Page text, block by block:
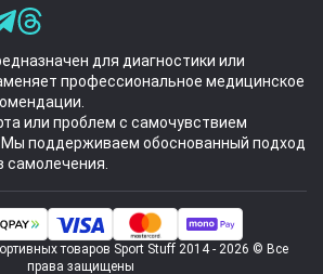
для диагностики или
профессиональное медицинское
или проблем с самочувствием
Мы поддерживаем обоснованный подход
самолечения.
товаров Sport Stuff 2014 - 2026 © Все
права защищены